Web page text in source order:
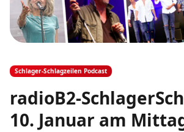
Schlager-Schlagzeilen Podcast
radioB2-
10. Januar am